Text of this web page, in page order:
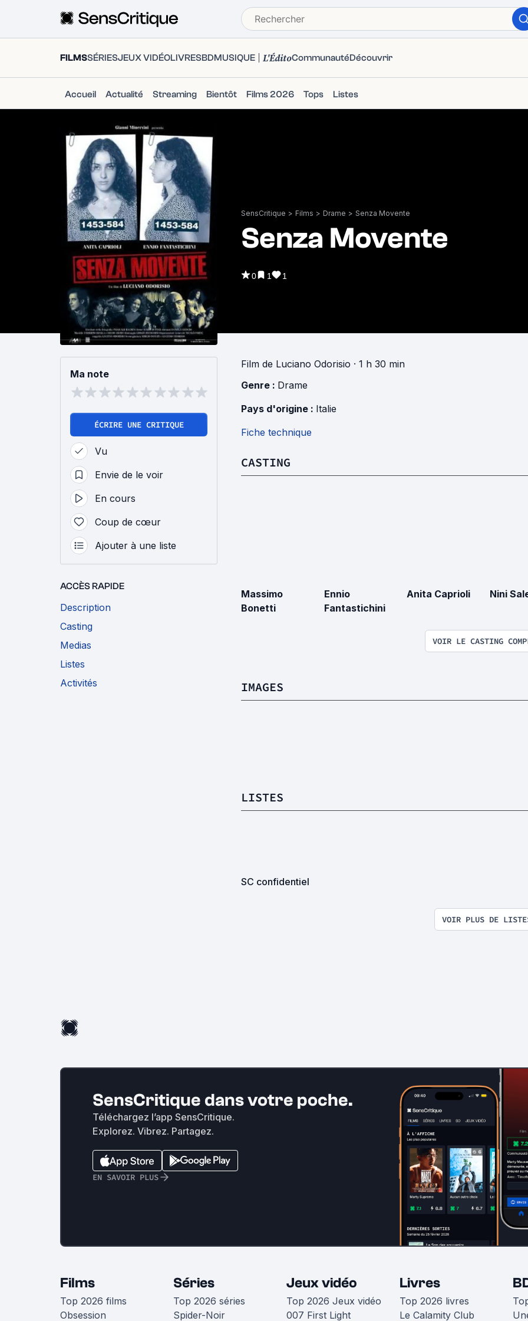
FILMSSÉRIESJEUX VIDÉOLIVRESBDMUSIQUE L'ÉditoCommunautéDécouvrir
Accueil Actualité Streaming Bientôt Films 2026 Tops Listes
SensCritique > Films > Drame > Senza Movente
Senza Movente
0 1 1
Ma note
ÉCRIRE UNE CRITIQUE
Vu
Envie de le voir
En cours
Coup de cœur
Ajouter à une liste
ACCÈS RAPIDE
Description
Casting
Medias
Listes
Activités
Film de Luciano Odorisio · 1 h 30 min
Genre : Drame
Pays d'origine : Italie
Fiche technique
CASTING
Massimo
Bonetti
Ennio
Fantastichini
Anita Caprioli Nini
VOIR LE CASTING
IMAGES
LISTES
SC confidentiel
VOIR PLUS DE
SensCritique dans votre poche.
Téléchargez l’app SensCritique.
Explorez. Vibrez. Partagez.
EN SAVOIR PLUS
Films
Top 2026 films
Obsession
Séries
Top 2026 séries
Spider-Noir
Jeux vidéo
Top 2026 Jeux vidéo
007 First Light
Livres
Top 2026 livres
Le Calamity Club